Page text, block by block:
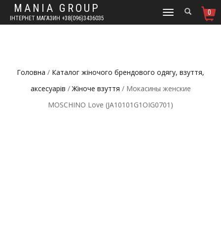
MANIA GROUP
ІНТЕРНЕТ МАГАЗИН +38(096)3436035
TOGGLE
0
Головна / Каталог жіночого брендового одягу, взуття,
аксесуарів /Жіноче взуття / Мокасины женские
MOSCHINO Love (JA10101G1OIG0701)